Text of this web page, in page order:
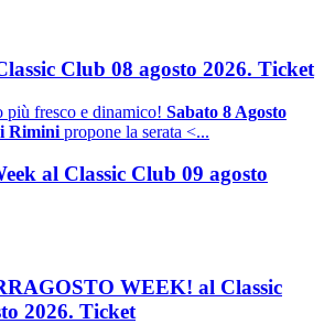
Club 08 agosto 2026. Ticket
più fresco e dinamico! Sabato 8 Agosto
Rimini propone la serata <...
al Classic Club 09 agosto
WEEK! al Classic
2026. Ticket